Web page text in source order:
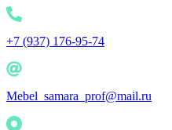
+7 (937) 176-95-74
Mebel_samara_prof@mail.ru